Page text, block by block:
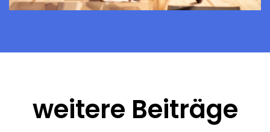
weitere Beiträge